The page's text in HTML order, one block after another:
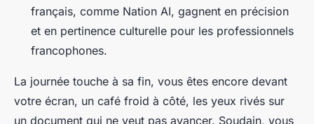
français, comme Nation AI, gagnent en précision
et en pertinence culturelle pour les professionnels
francophones.
La journée touche à sa fin, vous êtes encore devant
votre écran, un café froid à côté, les yeux rivés sur
un document qui ne veut pas avancer. Soudain, vous